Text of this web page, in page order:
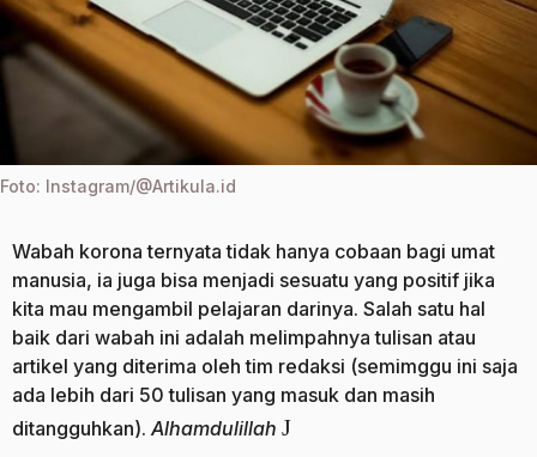
Foto: Instagram/@Artikula.id
Wabah korona ternyata tidak hanya cobaan bagi umat
manusia, ia juga bisa menjadi sesuatu yang positif jika
kita mau mengambil pelajaran darinya. Salah satu hal
baik dari wabah ini adalah melimpahnya tulisan atau
artikel yang diterima oleh tim redaksi (semimggu ini saja
ada lebih dari 50 tulisan yang masuk dan masih
ditangguhkan).Alhamdulillah J